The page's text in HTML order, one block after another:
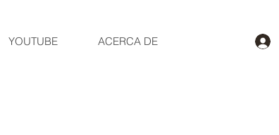
YOUTUBE ACERCA DE